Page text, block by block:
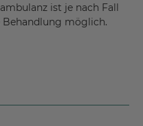
ist je nach Fall
möglich.